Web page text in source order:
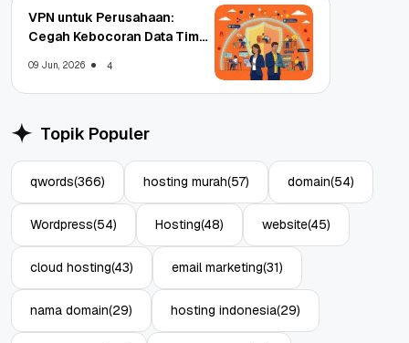
VPN untuk Perusahaan:
Cegah Kebocoran Data Tim
09 Jun, 2026 4
Topik Populer
qwords(366) hosting murah(57) domain(54)
Wordpress(54) Hosting(48) website(45)
cloud hosting(43) email marketing(31)
nama domain(29) hosting indonesia(29)